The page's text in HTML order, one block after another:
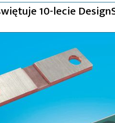
10-lecie